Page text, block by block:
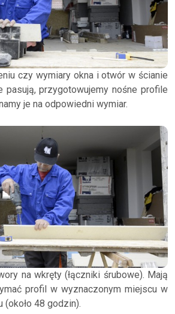
czy wymiary okna i otwór w ścianie
pasują, przygotowujemy nośne profile
je na odpowiedni wymiar.
na wkręty (łączniki śrubowe). Mają
profil w wyznaczonym miejscu w
48 godzin).